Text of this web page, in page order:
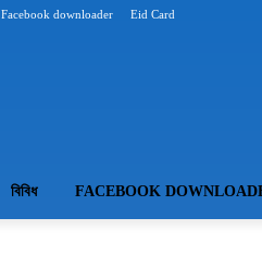
Facebook downloader Eid Card
বিবিধ FACEBOOK